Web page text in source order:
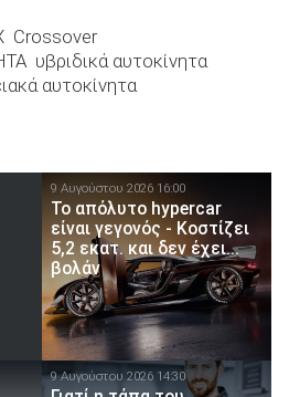
Crossover
υβριδικά αυτοκίνητα
αυτοκίνητα
9 Αυγούστου 2026 16:00
Το απόλυτο hypercar
είναι γεγονός - Κοστίζει
5,2 εκατ. και δεν έχει...
βολάν
9 Αυγούστου 2026 14:30